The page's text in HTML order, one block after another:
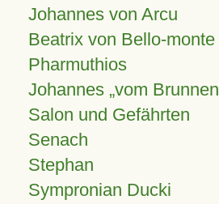
Johannes von Arcu
Beatrix von Bello-monte
Pharmuthios
Johannes vom Brunnen
Salon und Gefährten
Senach
Stephan
Sympronian Ducki